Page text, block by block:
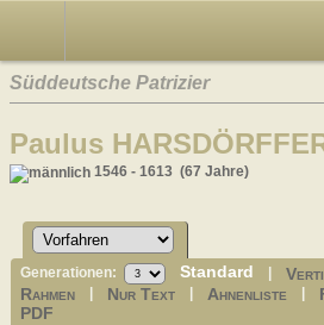
Süddeutsche Patrizier
Paulus
1546 - 1613 (67 Jahre)
Generationen: Standard |
Rahmen Nur Text Ahnenliste
PDF